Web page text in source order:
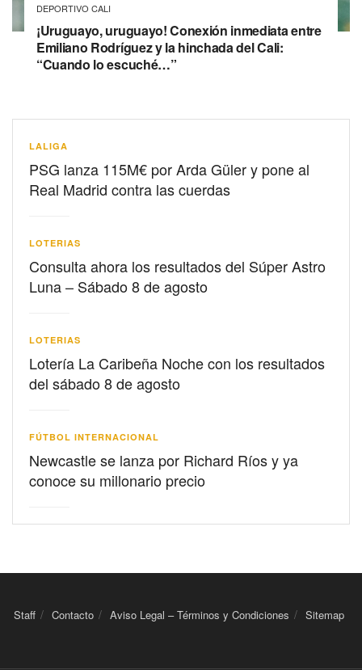
DEPORTIVO CALI
¡Uruguayo, uruguayo! Conexión inmediata entre
Emiliano Rodríguez y la hinchada del Cali:
“Cuando lo escuché…”
LALIGA
PSG lanza 115M€ por Arda Güler y pone al
Real Madrid contra las cuerdas
LOTERIAS
Consulta ahora los resultados del Súper Astro
Luna – Sábado 8 de agosto
LOTERIAS
Lotería La Caribeña Noche con los resultados
del sábado 8 de agosto
FÚTBOL INTERNACIONAL
Newcastle se lanza por Richard Ríos y ya
conoce su millonario precio
Staff Contacto Aviso Legal – Términos y Condiciones Sitemap